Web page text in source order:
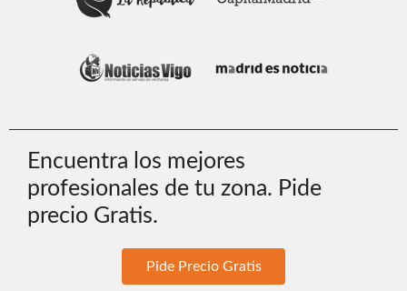
Encuentra los mejores
profesionales de tu zona. Pide
precio Gratis.
Pide Precio Gratis